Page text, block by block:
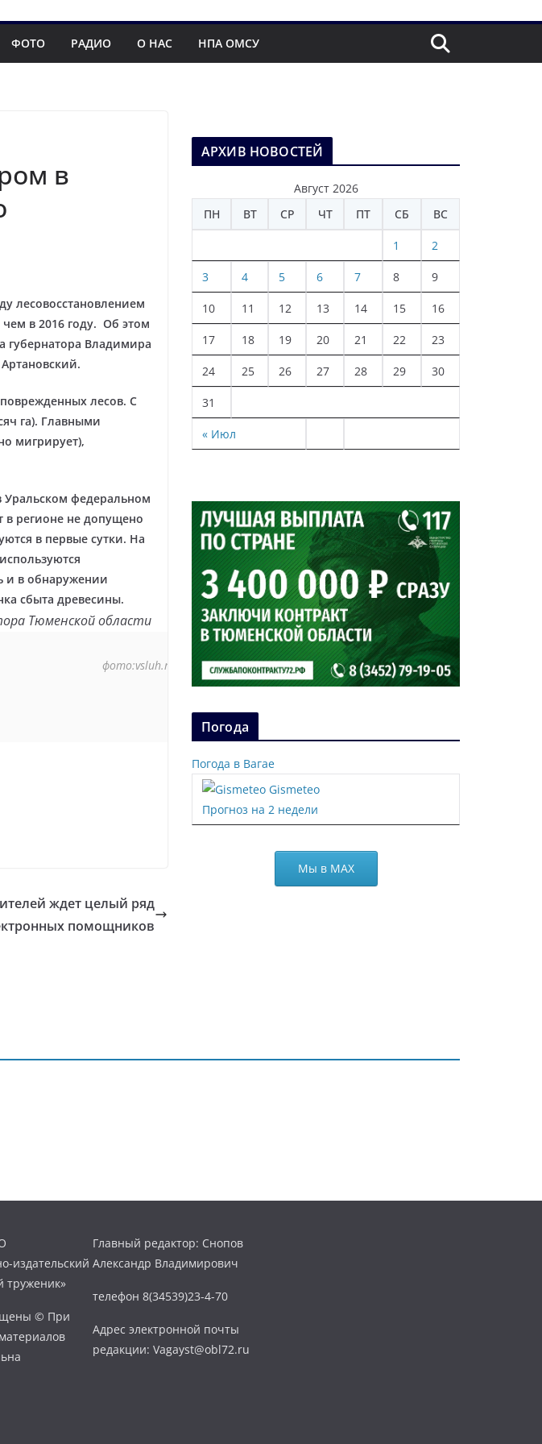
ФОТО РАДИО О НАС НПА ОМСУ
в
лесовосстановлением
чем в 2016 году. Об этом
губернатора Владимира
лесов. С
га). Главными
мигрирует),
Уральском федеральном
в регионе не допущено
в первые сутки. На
и в обнаружении
сбыта древесины.
Тюменской области
фото:vsluh.ru
ждет целый ряд
помощников
АРХИВ НОВОСТЕЙ
Август 2026
ПН
ВТ СР ЧТ ПТ СБ ВС
« Июл
1 2
3 4 5 6 7 8 9
10 11 12 13 14 15 16
17 18 19 20 21 22 23
24 25 26 27 28 29 30
31
Погода
Погода в Вагае
Gismeteo
Прогноз на 2 недели
Мы в МАХ
издательский
труженик»
© При
Главный редактор: Снопов
Александр Владимирович
телефон 8(34539)23-4-70
Адрес электронной почты
редакции: Vagayst@obl72.ru